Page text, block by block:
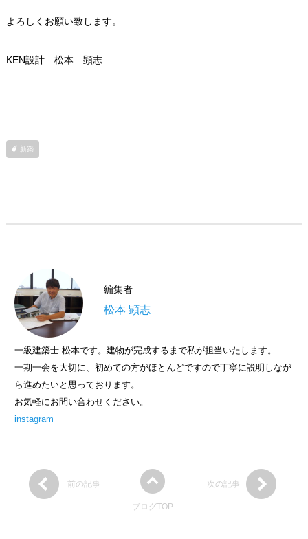
よろしくお願い致します。
KEN設計 松本 顕志
新築
編集者
松本 顕志
一級建築士 松本です。建物が完成するまで私が担当いたします。
一期一会を大切に、初めての方がほとんどですので丁寧に説明しなが
ら進めたいと思っております。
お気軽にお問い合わせください。
instagram
前の記事
ブログTOP
次の記事